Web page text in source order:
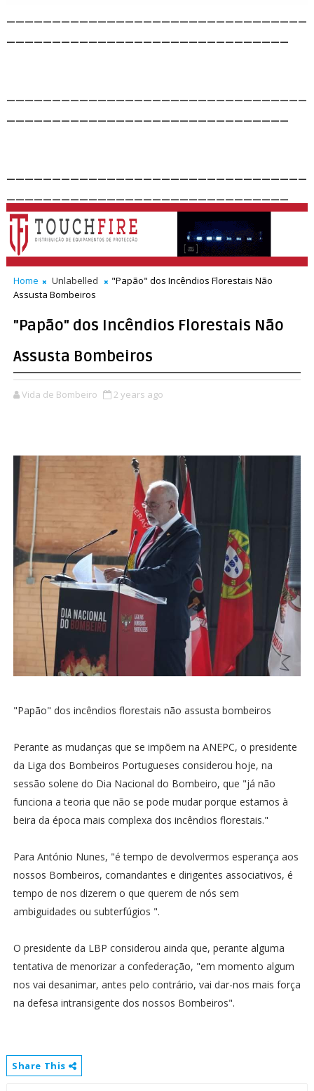
Home Unlabelled
"Papão" dos Incêndios Florestais Não
Assusta Bombeiros
"Papão" dos Incêndios Florestais Não
Assusta Bombeiros
Vida de Bombeiro 2 years ago
"Papão" dos incêndios florestais não assusta bombeiros
Perante as mudanças que se impõem na ANEPC, o presidente
da Liga dos Bombeiros Portugueses considerou hoje, na
sessão solene do Dia Nacional do Bombeiro, que "já não
funciona a teoria que não se pode mudar porque estamos à
beira da época mais complexa dos incêndios florestais."
Para António Nunes, "é tempo de devolvermos esperança aos
nossos Bombeiros, comandantes e dirigentes associativos, é
tempo de nos dizerem o que querem de nós sem
ambiguidades ou subterfúgios ".
O presidente da LBP considerou ainda que, perante alguma
tentativa de menorizar a confederação, "em momento algum
nos vai desanimar, antes pelo contrário, vai dar-nos mais força
na defesa intransigente dos nossos Bombeiros".
Share This